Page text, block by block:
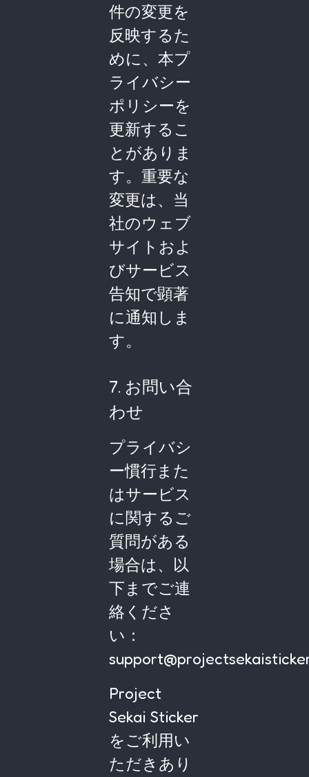
件の変更を
反映するた
めに、本プ
ライバシー
ポリシーを
更新するこ
とがありま
す。重要な
変更は、当
社のウェブ
サイトおよ
びサービス
告知で顕著
に通知しま
す。
7. お問い合
わせ
プライバシ
ー慣行また
はサービス
に関するご
質問がある
場合は、以
下までご連
絡くださ
い：
Project
Sekai Sticker
をご利用い
ただきあり